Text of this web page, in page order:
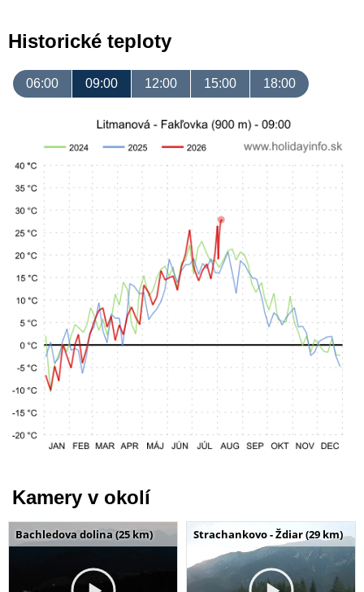
Historické teploty
06:00 09:00 12:00 15:00 18:00
Kamery v okolí
Bachledova dolina (25 km) Strachankovo - Ždiar (29 km)